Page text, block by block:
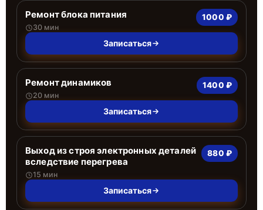
Ремонт блока питания
30 мин
1000 ₽
Записаться
Ремонт динамиков
20 мин
1400 ₽
Записаться
Выход из строя электронных деталей
вследствие перегрева
15 мин
880 ₽
Записаться